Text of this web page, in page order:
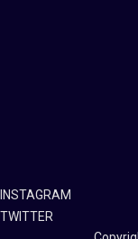
INSTAGRAM
TWITTER